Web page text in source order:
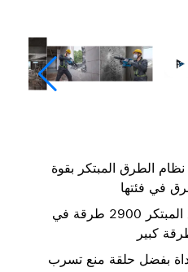
الطرق المبتكر بقوة
أداء عال مع نظام الطرق المبتكر 2900 طرقة في
كبير
بفضل حلقة منع تسرب